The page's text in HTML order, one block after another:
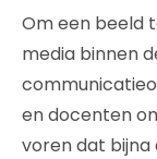
Om een beeld
media binnen
en docenten
voren dat bijna